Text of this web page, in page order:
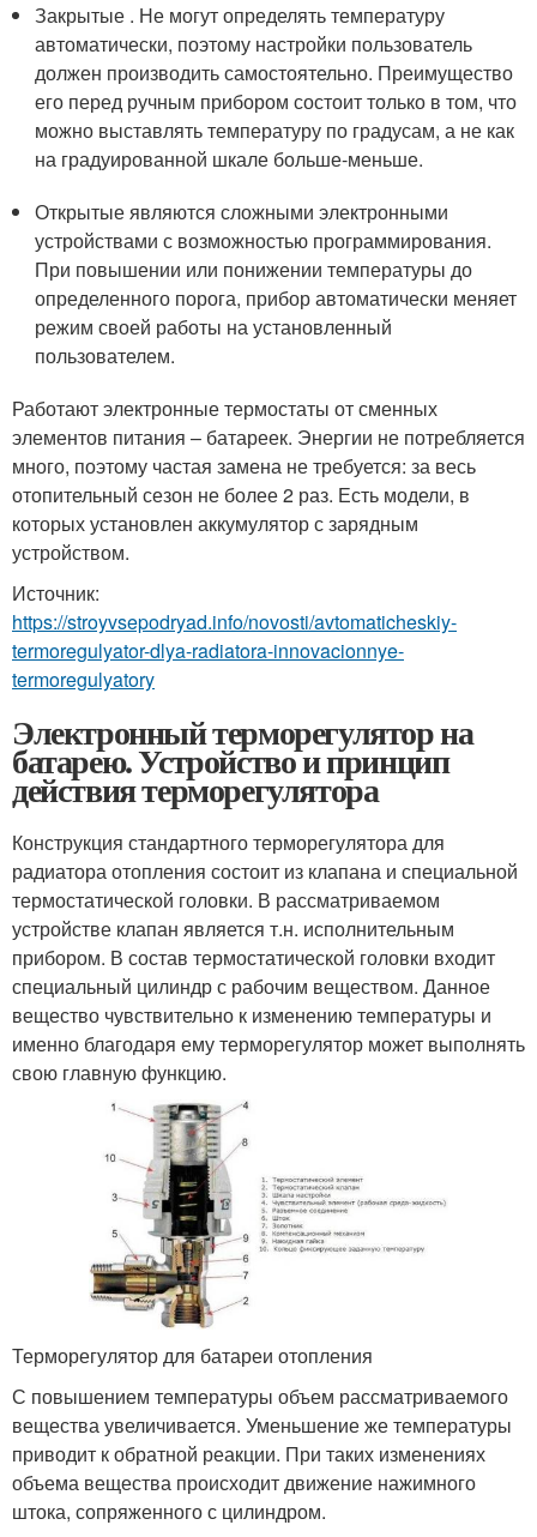
Закрытые . Не могут определять температуру
автоматически, поэтому настройки пользователь
должен производить самостоятельно. Преимущество
его перед ручным прибором состоит только в том, что
можно выставлять температуру по градусам, а не как
на градуированной шкале больше-меньше.
Открытые являются сложными электронными
устройствами с возможностью программирования.
При повышении или понижении температуры до
определенного порога, прибор автоматически меняет
режим своей работы на установленный
пользователем.
Работают электронные термостаты от сменных
элементов питания – батареек. Энергии не потребляется
много, поэтому частая замена не требуется: за весь
отопительный сезон не более 2 раз. Есть модели, в
которых установлен аккумулятор с зарядным
устройством.
Источник:
https://stroyvsepodryad.info/novosti/avtomaticheskiy-
termoregulyator-dlya-radiatora-innovacionnye-
termoregulyatory
Электронный терморегулятор на
батарею. Устройство и принцип
действия терморегулятора
Конструкция стандартного терморегулятора для
радиатора отопления состоит из клапана и специальной
термостатической головки. В рассматриваемом
устройстве клапан является т.н. исполнительным
прибором. В состав термостатической головки входит
специальный цилиндр с рабочим веществом. Данное
вещество чувствительно к изменению температуры и
именно благодаря ему терморегулятор может выполнять
свою главную функцию.
Терморегулятор для батареи отопления
С повышением температуры объем рассматриваемого
вещества увеличивается. Уменьшение же температуры
приводит к обратной реакции. При таких изменениях
объема вещества происходит движение нажимного
штока, сопряженного с цилиндром.